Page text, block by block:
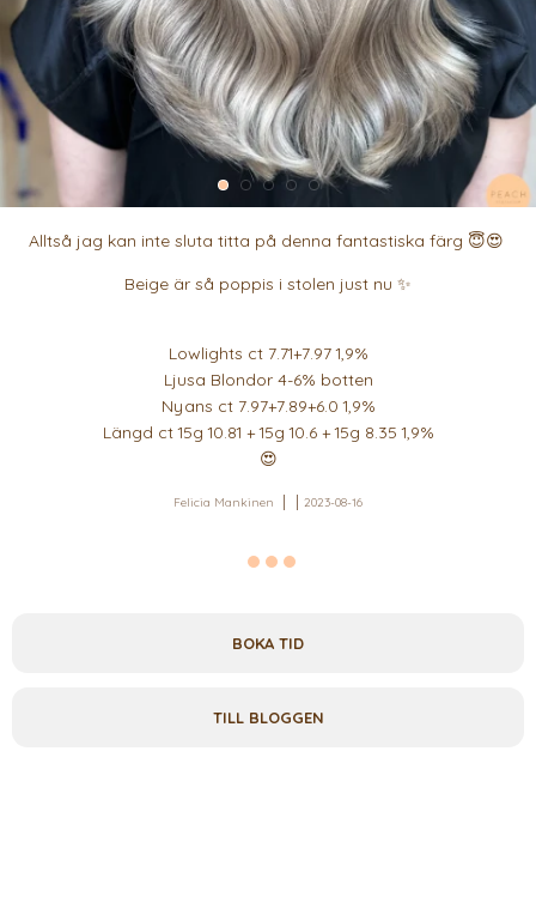
Alltså jag kan inte sluta titta på denna fantastiska färg 😇😍
Beige är så poppis i stolen just nu ✨
Lowlights ct 7.71+7.97 1,9%
Ljusa Blondor 4-6% botten
Nyans ct 7.97+7.89+6.0 1,9%
Längd ct 15g 10.81 + 15g 10.6 + 15g 8.35 1,9%
😍
Felicia Mankinen 2023-08-16
BOKA TID
TILL BLOGGEN